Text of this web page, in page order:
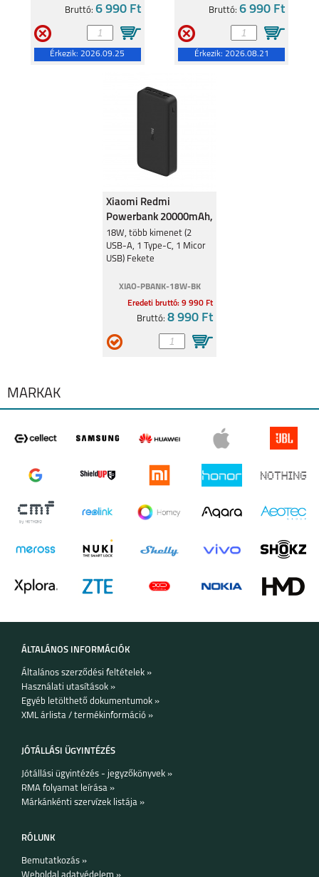
Bruttó: 6 990 Ft
Érkezik:2026.09.25
Bruttó:6 990 Ft
Érkezik: 2026.08.21
Xiaomi Redmi
Powerbank 20000mAh,
18W, Fekete
18W, több kimenet (2
USB-A, 1 Type-C, 1 Micor
USB) Fekete
XIAO-PBANK-18W-BK
Eredeti bruttó: 9 990 Ft
Bruttó: 8 990 Ft
MÁRKÁK
ÁLTALÁNOS INFORMÁCIÓK
Általános szerződési feltételek »
Használati utasítások »
Egyéb letölthető dokumentumok »
XML árlista / termékinformáció »
JÓTÁLLÁSI ÜGYINTÉZÉS
Jótállási ügyintézés - jegyzőkönyvek »
RMA folyamat leírása »
Márkánkénti szervízek listája »
RÓLUNK
Bemutatkozás »